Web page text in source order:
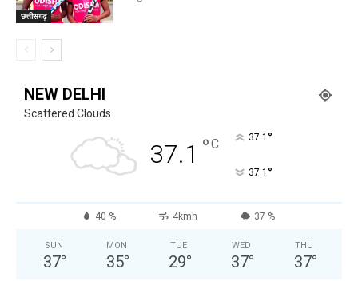
छत्तीसगढ़
NEW DELHI
Scattered Clouds
37.1 °C 37.1 °
37.1 °
40 % 4kmh 37 %
SUN
37°
MON
35°
TUE
29°
WED
37°
THU
37°